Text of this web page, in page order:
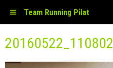
Team Running Pilat
20160522_110802